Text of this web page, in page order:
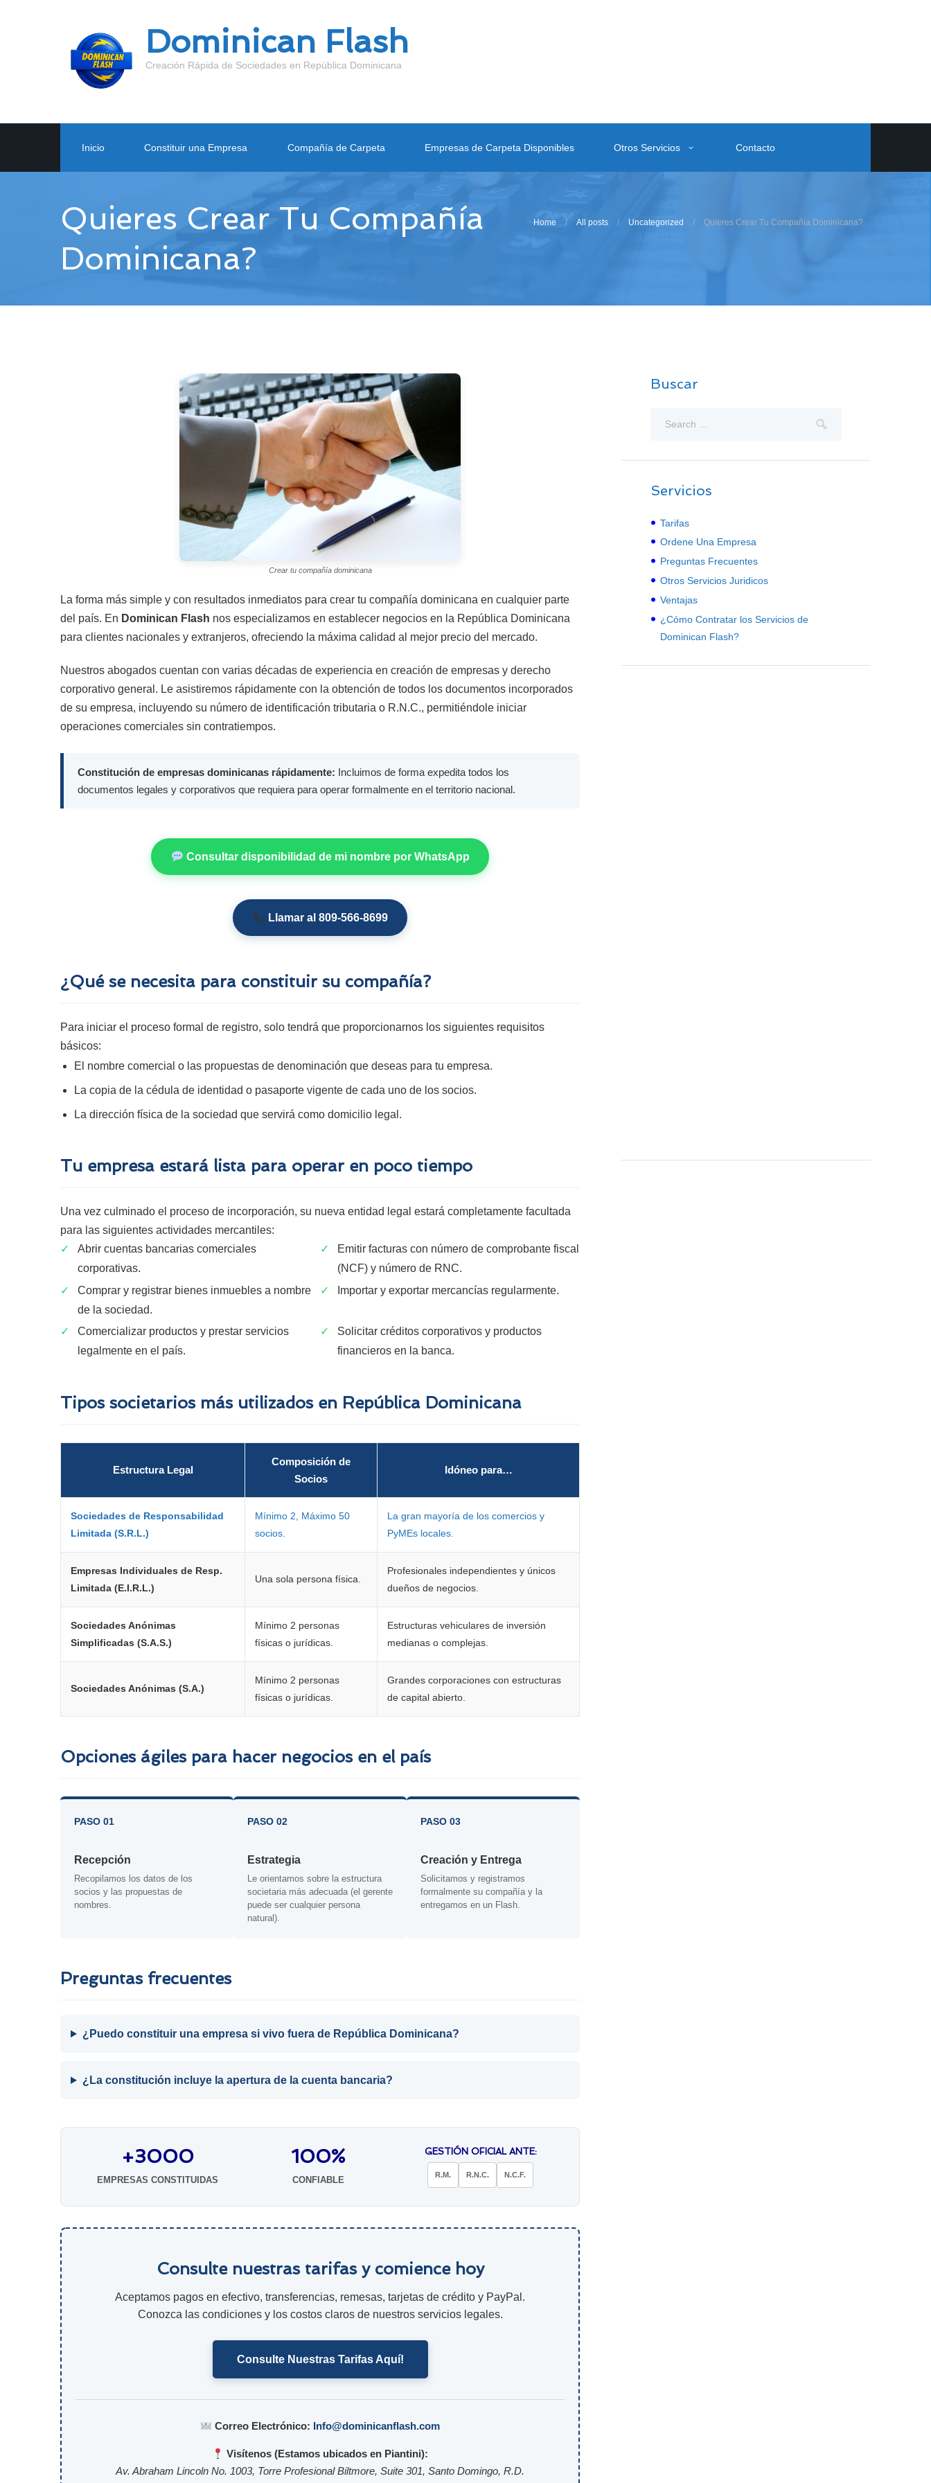
Dominican Flash
Creación Rápida de Sociedades en República Dominicana
Inicio Constituir una Empresa Compañía de Carpeta Empresas de Carpeta Disponibles Otros Servicios Contacto
Home All posts Uncategorized Quieres Crear Tu Compañía Dominicana?
Quieres Crear Tu Compañía
Dominicana?
Crear tu compañía dominicana
La forma más simple y con resultados inmediatos para crear tu compañía dominicana en cualquier parte
del país. En Dominican Flash nos especializamos en establecer negocios en la República Dominicana
para clientes nacionales y extranjeros, ofreciendo la máxima calidad al mejor precio del mercado.
Nuestros abogados cuentan con varias décadas de experiencia en creación de empresas y derecho
corporativo general. Le asistiremos rápidamente con la obtención de todos los documentos incorporados
de su empresa, incluyendo su número de identificación tributaria o R.N.C., permitiéndole iniciar
operaciones comerciales sin contratiempos.
Constitución de empresas dominicanas rápidamente: Incluimos de forma expedita todos los
documentos legales y corporativos que requiera para operar formalmente en el territorio nacional.
Consultar disponibilidad de mi nombre por WhatsApp
Llamar al 809-566-8699
¿Qué se necesita para constituir su compañía?
Para iniciar el proceso formal de registro, solo tendrá que proporcionarnos los siguientes requisitos
básicos:
El nombre comercial o las propuestas de denominación que deseas para tu empresa.
La copia de la cédula de identidad o pasaporte vigente de cada uno de los socios.
La dirección física de la sociedad que servirá como domicilio legal.
Tu empresa estará lista para operar en poco tiempo
Una vez culminado el proceso de incorporación, su nueva entidad legal estará completamente facultada
para las siguientes actividades mercantiles:
✓
Abrir cuentas bancarias comerciales
corporativas.
✓
Emitir facturas con número de comprobante fiscal
(NCF) y número de RNC.
✓
Comprar y registrar bienes inmuebles a nombre
de la sociedad.
✓ Importar y exportar mercancías regularmente.
✓
Comercializar productos y prestar servicios
legalmente en el país.
✓
Solicitar créditos corporativos y productos
financieros en la banca.
Tipos societarios más utilizados en República Dominicana
Estructura Legal
Composición de
Socios
Idóneo para…
Sociedades de Responsabilidad
Limitada (S.R.L.)
Mínimo 2, Máximo 50
socios.
La gran mayoría de los comercios y
PyMEs locales.
Empresas Individuales de Resp.
Limitada (E.I.R.L.)
Una sola persona física.
Profesionales independientes y únicos
dueños de negocios.
Sociedades Anónimas
Simplificadas (S.A.S.)
Mínimo 2 personas
físicas o jurídicas.
Estructuras vehiculares de inversión
medianas o complejas.
Sociedades Anónimas (S.A.)
Mínimo 2 personas
físicas o jurídicas.
Grandes corporaciones con estructuras
de capital abierto.
Opciones ágiles para hacer negocios en el país
PASO 01
Recepción
Recopilamos los datos de los
socios y las propuestas de
nombres.
PASO 02
Estrategia
Le orientamos sobre la estructura
societaria más adecuada (el gerente
puede ser cualquier persona
natural).
PASO 03
Creación y Entrega
Solicitamos y registramos
formalmente su compañía y la
entregamos en un Flash.
Preguntas frecuentes
¿Puedo constituir una empresa si vivo fuera de República Dominicana?
¿La constitución incluye la apertura de la cuenta bancaria?
+3000
EMPRESAS CONSTITUIDAS
100%
CONFIABLE
GESTIÓN OFICIAL ANTE:
R.M. R.N.C. N.C.F.
Consulte nuestras tarifas y comience hoy
Aceptamos pagos en efectivo, transferencias, remesas, tarjetas de crédito y PayPal.
Conozca las condiciones y los costos claros de nuestros servicios legales.
Consulte Nuestras Tarifas Aquí!
Correo Electrónico: Info@dominicanflash.com
Visítenos (Estamos ubicados en Piantini):
Av. Abraham Lincoln No. 1003, Torre Profesional Biltmore, Suite 301, Santo Domingo, R.D.
Buscar
Servicios
Tarifas
Ordene Una Empresa
Preguntas Frecuentes
Otros Servicios Juridicos
Ventajas
¿Cómo Contratar los Servicios de
Dominican Flash?